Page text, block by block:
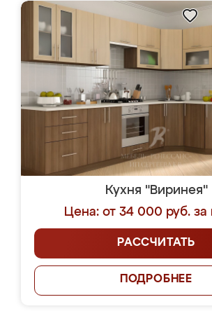
Кухня "Виринея"
Цена: от 34 000 руб. за
РАССЧИТАТЬ
ПОДРОБНЕЕ